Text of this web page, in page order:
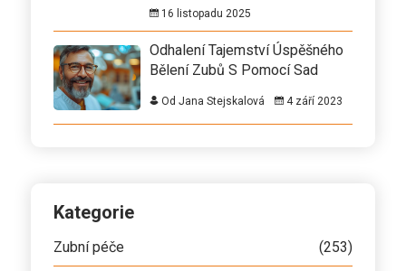
16 listopadu 2025
Odhalení Tajemství Úspěšného
Bělení Zubů S Pomocí Sad
Od Jana Stejskalová 4 září 2023
Kategorie
Zubní péče (253)